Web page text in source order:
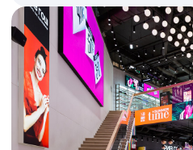
17 ИЮНЯ 2026
Скидка 15% на
коммерческих